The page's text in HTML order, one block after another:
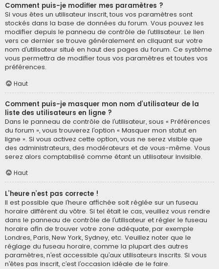
Comment puis-je modifier mes paramètres ?
Si vous êtes un utilisateur inscrit, tous vos paramètres sont
stockés dans la base de données du forum. Vous pouvez les
modifier depuis le panneau de contrôle de l’utilisateur. Le lien
vers ce dernier se trouve généralement en cliquant sur votre
nom d’utilisateur situé en haut des pages du forum. Ce système
vous permettra de modifier tous vos paramètres et toutes vos
préférences.
Haut
Comment puis-je masquer mon nom d’utilisateur de la
liste des utilisateurs en ligne ?
Dans le panneau de contrôle de l’utilisateur, sous « Préférences
du forum », vous trouverez l’option « Masquer mon statut en
ligne ». Si vous activez cette option, vous ne serez visible que
des administrateurs, des modérateurs et de vous-même. Vous
serez alors comptabilisé comme étant un utilisateur invisible.
Haut
L’heure n’est pas correcte !
Il est possible que l’heure affichée soit réglée sur un fuseau
horaire différent du vôtre. Si tel était le cas, veuillez vous rendre
dans le panneau de contrôle de l’utilisateur et régler le fuseau
horaire afin de trouver votre zone adéquate, par exemple
Londres, Paris, New York, Sydney, etc. Veuillez noter que le
réglage du fuseau horaire, comme la plupart des autres
paramètres, n’est accessible qu’aux utilisateurs inscrits. Si vous
n’êtes pas inscrit, c’est l’occasion idéale de le faire.